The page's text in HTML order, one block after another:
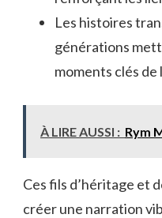
Les histoires
générations
moments clés
À LIRE AUSSI : Rym
Ces fils d’héritage et
créer une narration